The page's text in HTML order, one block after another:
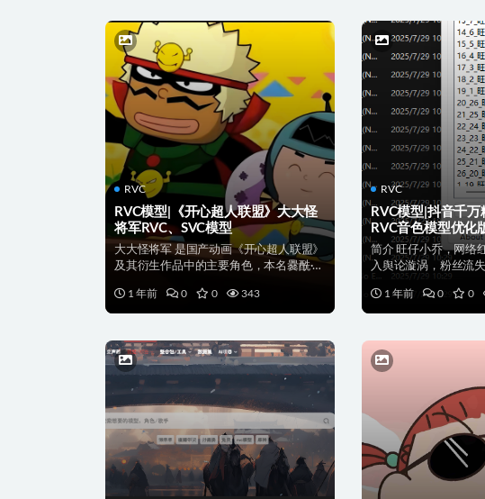
RVC
RVC模型|《开心超人联盟》大大怪
将军RVC、SVC模型
大大怪将军 是国产动画《开心超人联盟》
及其衍生作品中的主要角色，本名爨酰·瀓
1 年前
0 0 343
RVC
RVC模型|抖音千
RVC音色模型优化
简介 旺仔小乔，网络
入舆论漩涡，粉丝流
起，因策划8月上...
1 年前
0 0